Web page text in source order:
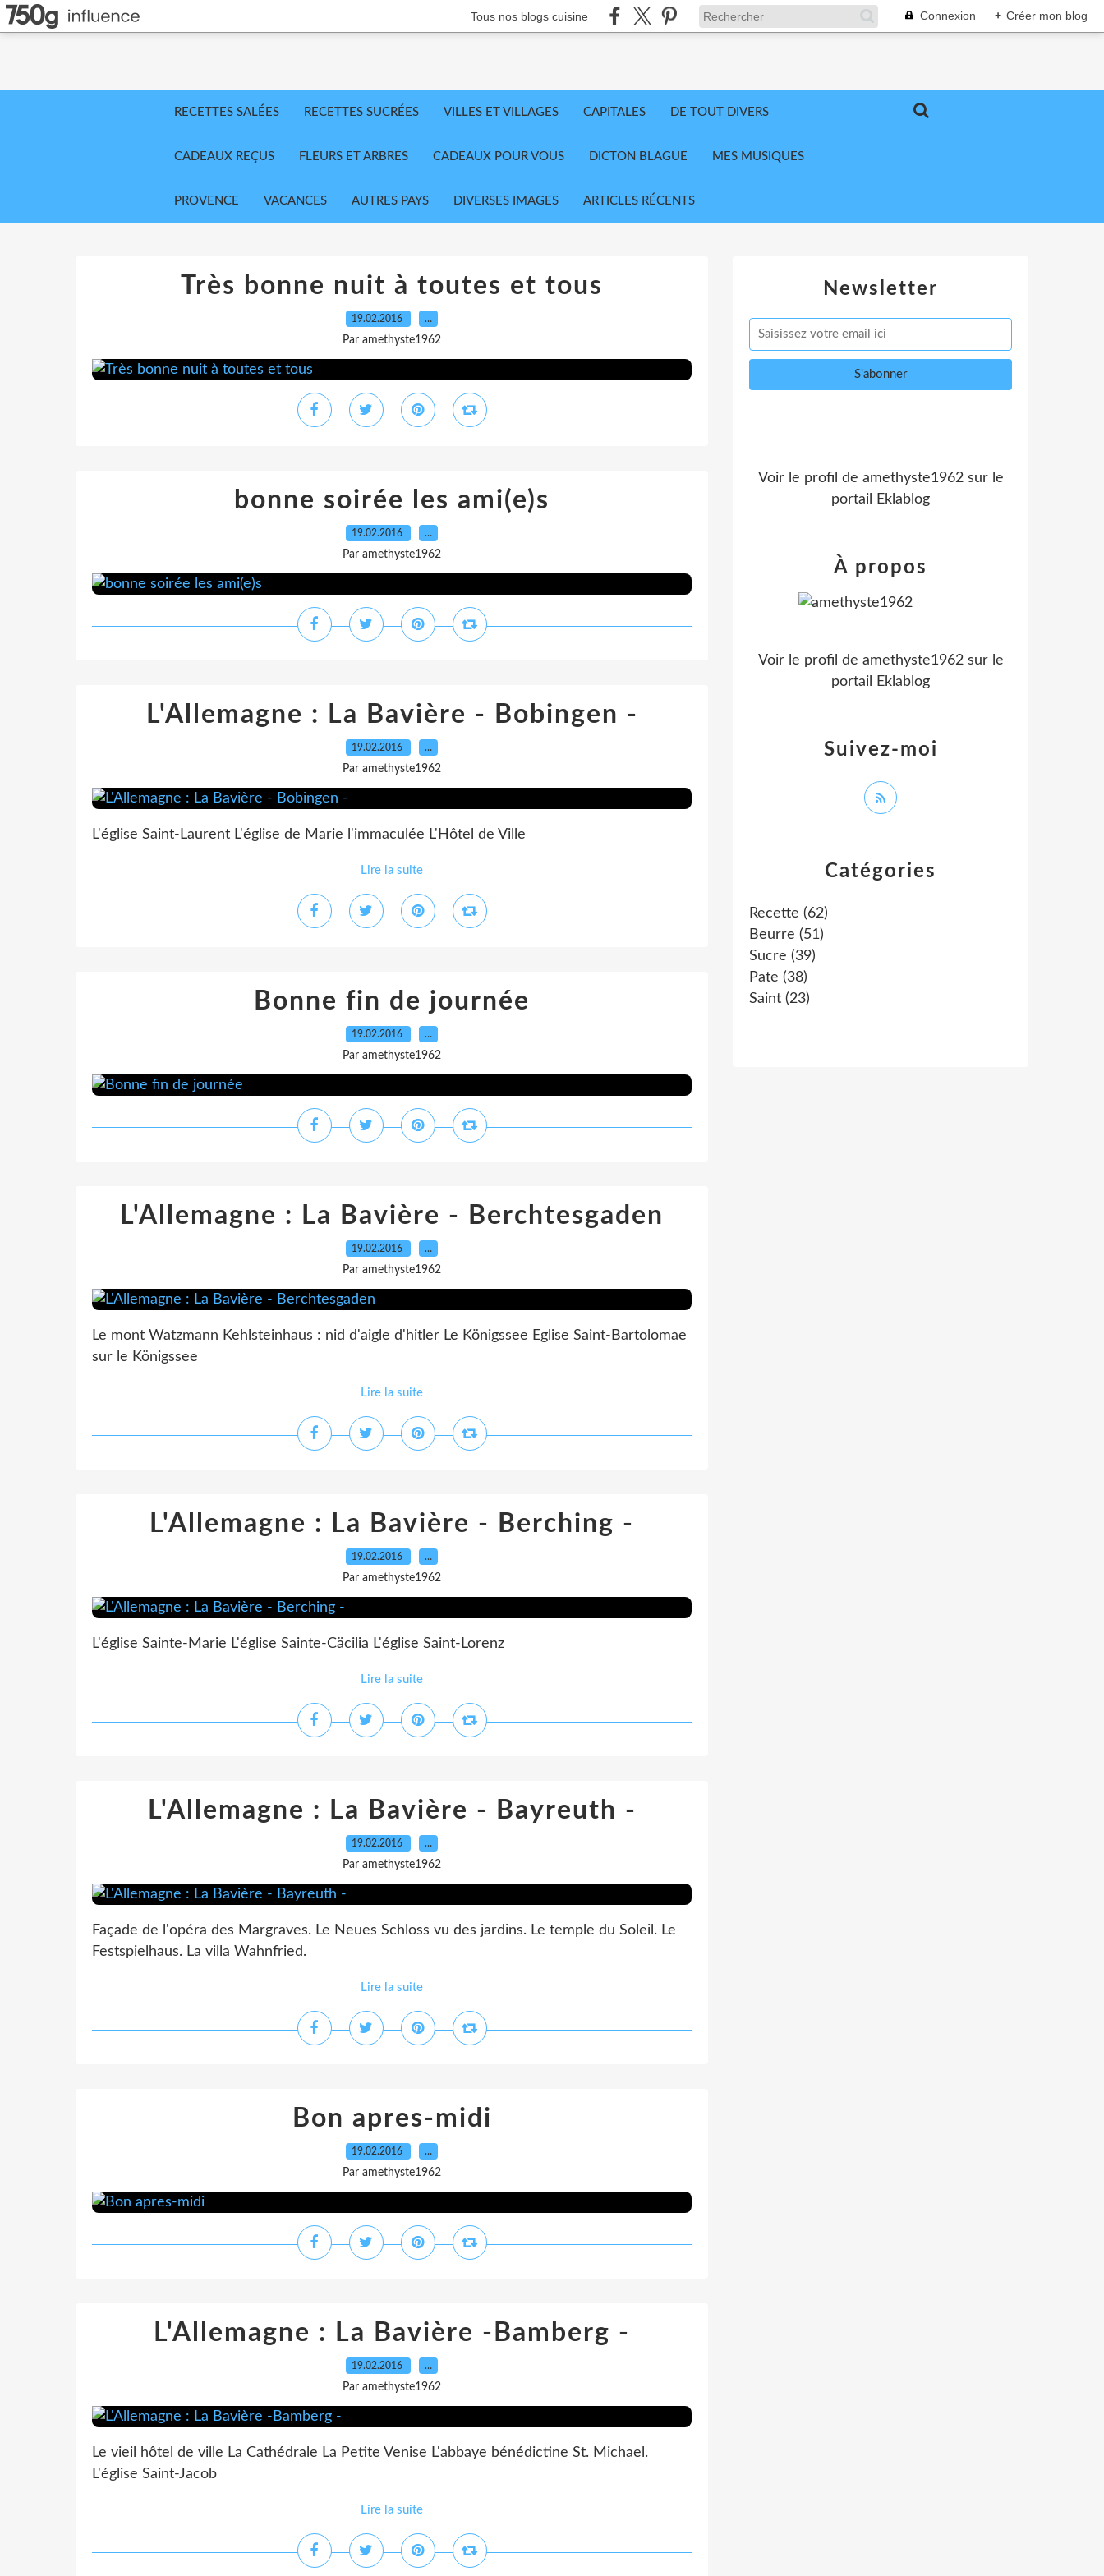
Tous nos blogs cuisine Connexion + Créer mon blog
RECETTES SALÉES RECETTES SUCRÉES VILLES ET VILLAGES CAPITALES DE TOUT DIVERS
CADEAUX REÇUS FLEURS ET ARBRES CADEAUX POUR VOUS DICTON BLAGUE MES MUSIQUES
PROVENCE VACANCES AUTRES PAYS DIVERSES IMAGES ARTICLES RÉCENTS
Très bonne nuit à toutes et tous
19.02.2016 …
Par amethyste1962
bonne soirée les ami(e)s
19.02.2016 …
Par amethyste1962
L'Allemagne : La Bavière - Bobingen -
19.02.2016 …
Par amethyste1962
L'église Saint-Laurent L'église de Marie l'immaculée L'Hôtel de Ville
Lire la suite
Bonne fin de journée
19.02.2016 …
Par amethyste1962
L'Allemagne : La Bavière - Berchtesgaden
19.02.2016 …
Par amethyste1962
Le mont Watzmann Kehlsteinhaus : nid d'aigle d'hitler Le Königssee Eglise Saint-Bartolomae
sur le Königssee
Lire la suite
L'Allemagne : La Bavière - Berching -
19.02.2016 …
Par amethyste1962
L'église Sainte-Marie L'église Sainte-Cäcilia L'église Saint-Lorenz
Lire la suite
L'Allemagne : La Bavière - Bayreuth -
19.02.2016 …
Par amethyste1962
Façade de l'opéra des Margraves. Le Neues Schloss vu des jardins. Le temple du Soleil. Le
Festspielhaus. La villa Wahnfried.
Lire la suite
Bon apres-midi
19.02.2016 …
Par amethyste1962
L'Allemagne : La Bavière -Bamberg -
19.02.2016 …
Par amethyste1962
Le vieil hôtel de ville La Cathédrale La Petite Venise L'abbaye bénédictine St. Michael.
L'église Saint-Jacob
Lire la suite
Newsletter
Catégories
Recette (62)
Beurre (51)
Sucre (39)
Pate (38)
Saint (23)
Voir le profil de amethyste1962sur le
portail Eklablog
Suivez-moi
À propos
Voir le profil de amethyste1962sur le
portail Eklablog